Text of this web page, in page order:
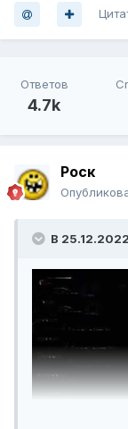
Ответов
4.7k
Роск
В